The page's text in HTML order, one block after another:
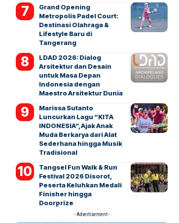
Grand Opening
Metropolis Padel Court:
Destinasi Olahraga &
Lifestyle Baru di
Tangerang
LDAD 2026: Dialog
Arsitektur dan Desain
untuk Masa Depan
Indonesia dengan
Maestro Arsitektur Dunia
Marissa Sutanto
Luncurkan Lagu “KITA
INDONESIA”, Ajak Anak
Muda Berkarya dari Alat
Sederhana hingga Musik
Tradisional
Tangsel Fun Walk & Run
Festival 2026 Disorot,
Peserta Keluhkan Medali
Finisher hingga
Doorprize
- Advertisement -